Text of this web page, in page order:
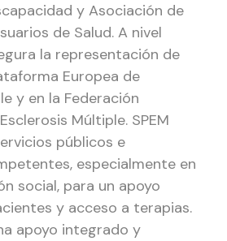
y Asociación de
de Salud. A nivel
la representación de
Europea de
y en la Federación
Múltiple. SPEM
públicos e
especialmente en
social, para un apoyo
y acceso a terapias.
apoyo integrado y